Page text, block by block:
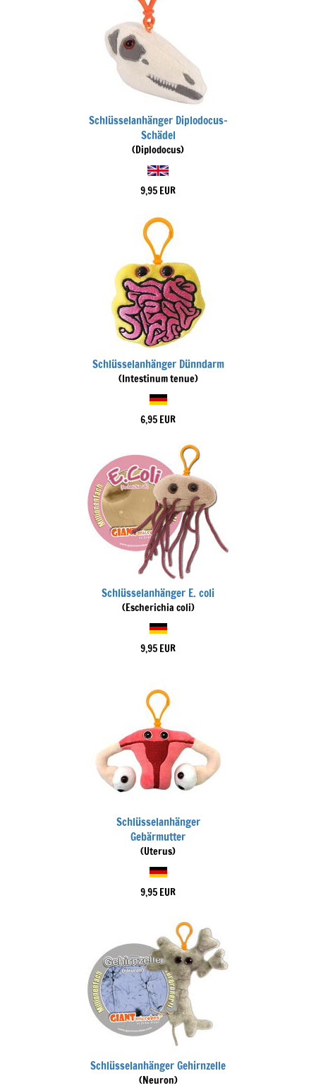
Schlüsselanhänger Diplodocus-
Schädel
(Diplodocus)
9,95 EUR
Schlüsselanhänger Dünndarm
(Intestinum tenue)
6,95 EUR
Schlüsselanhänger E. coli
(Escherichia coli)
9,95 EUR
Schlüsselanhänger
Gebärmutter
(Uterus)
9,95 EUR
Schlüsselanhänger Gehirnzelle
(Neuron)